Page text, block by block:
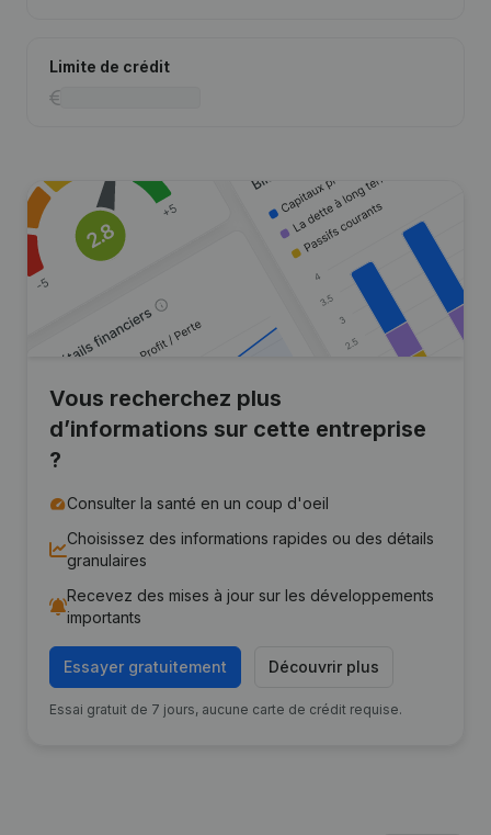
Limite de crédit
Vous recherchez plus
d’informations sur cette entreprise
?
Consulter la santé en un coup d'oeil
Choisissez des informations rapides ou des détails
granulaires
Recevez des mises à jour sur les développements
importants
Essayer gratuitement Découvrir plus
Essai gratuit de 7 jours, aucune carte de crédit requise.